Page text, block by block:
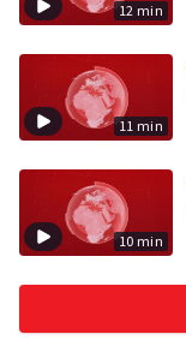
12 min
11 min
10 min